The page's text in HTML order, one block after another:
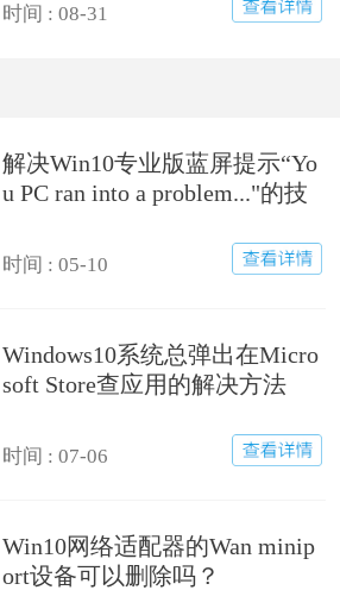
时间 : 08-31
解决Win10专业版蓝屏提示“Yo
u PC ran into a problem..."的技
时间 : 05-10
Windows10系统总弹出在Micro
soft Store查应用的解决方法
时间 : 07-06
Win10网络适配器的Wan minip
ort设备可以删除吗？